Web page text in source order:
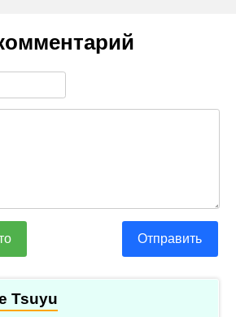
Отправить
Tsuyu